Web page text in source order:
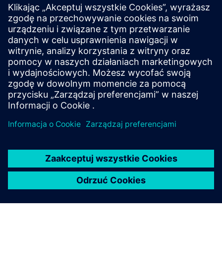
niezawodności termicznej
Dowiedz się, jak usprawnić analizę termiczną i
termomechaniczną w celu opracowania niezawodnych
produktów elektronicznych wykorzystujących
rozwiązania symulacyjne i testowe.